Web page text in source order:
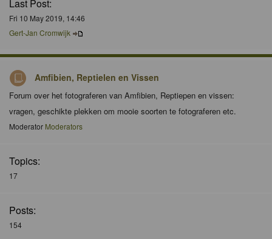
Last Post:
Fri 10 May 2019, 14:46
Gert-Jan Cromwijk
Amfibien, Reptielen en Vissen
Forum over het fotograferen van Amfibien, Reptiepen en vissen:
vragen, geschikte plekken om mooie soorten te fotograferen etc.
Moderator Moderators
Topics:
17
Posts:
154